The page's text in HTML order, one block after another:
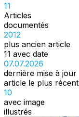
11
Articles
documentés
2012
plus ancien article
11 avec date
07.07.2026
dernière mise à jour
article le plus récent
10
avec image
illustrés